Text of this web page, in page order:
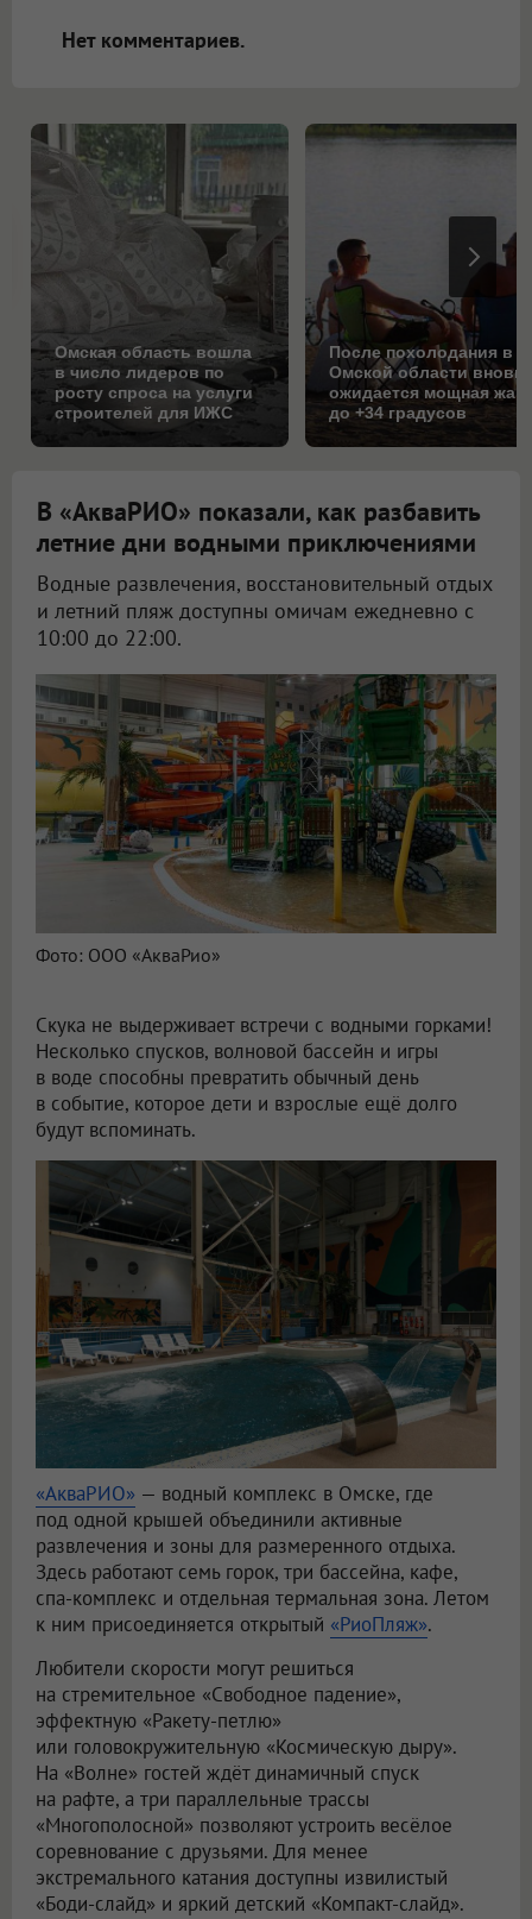
Нет комментариев.
Омская область вошла
в число лидеров по
росту спроса на услуги
строителей для ИЖС
После похолодания в
Омской области вновь
ожидается мощная
до +34 градусов
В «АкваРИО» показали, как разбавить
летние дни водными приключениями
Водные развлечения, восстановительный отдых
и летний пляж доступны омичам ежедневно с
10:00 до 22:00.
Фото: ООО «АкваРио»
Скука не выдерживает встречи с водными горками!
Несколько спусков, волновой бассейн и игры
в воде способны превратить обычный день
в событие, которое дети и взрослые ещё долго
будут вспоминать.
«АкваРИО» — водный комплекс в Омске, где
под одной крышей объединили активные
развлечения и зоны для размеренного отдыха.
Здесь работают семь горок, три бассейна, кафе,
спа-комплекс и отдельная термальная зона. Летом
к ним присоединяется открытый «РиоПляж».
Любители скорости могут решиться
на стремительное «Свободное падение»,
эффектную «Ракету-петлю»
или головокружительную «Космическую дыру».
На «Волне» гостей ждёт динамичный спуск
на рафте, а три параллельные трассы
«Многополосной» позволяют устроить весёлое
соревнование с друзьями. Для менее
экстремального катания доступны извилистый
«Боди-слайд» и яркий детский «Компакт-слайд».